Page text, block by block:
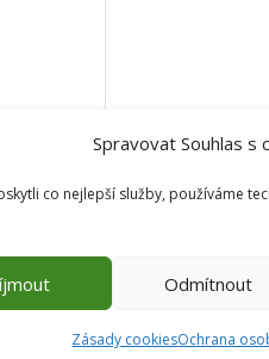
Spravovat Souhlas s
co nejlepší služby, používáme
Odmítnout
Zásady cookiesOchrana